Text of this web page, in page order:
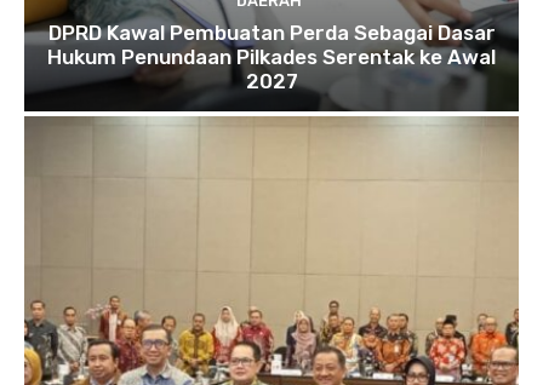
DPRD Kawal Pembuatan Perda Sebagai Dasar
Hukum Penundaan Pilkades Serentak ke Awal
2027